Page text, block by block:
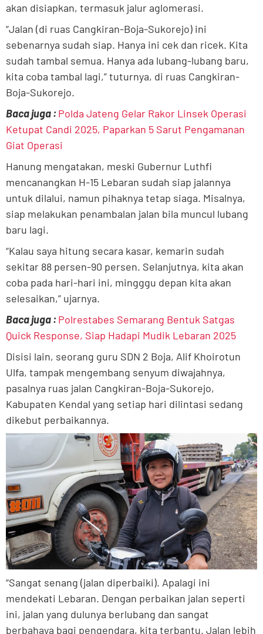
akan disiapkan, termasuk jalur aglomerasi.
“Jalan (di ruas Cangkiran-Boja-Sukorejo) ini
sebenarnya sudah siap. Hanya ini cek dan ricek. Kita
sudah tambal semua. Hanya ada lubang-lubang baru,
kita coba tambal lagi,” tuturnya, di ruas Cangkiran-
Boja-Sukorejo.
Baca juga : Polda Jateng Gelar Rakor Linsek Operasi
Ketupat Candi 2025, Paparkan 5 Sarut Pengamanan
Giat Operasi
Hanung mengatakan, meski Gubernur Luthfi
mencanangkan H-15 Lebaran sudah siap jalannya
untuk dilalui, namun pihaknya tetap siaga. Misalnya,
siap melakukan penambalan jalan bila muncul lubang
baru lagi.
“Kalau saya hitung secara kasar, kemarin sudah
sekitar 88 persen-90 persen. Selanjutnya, kita akan
coba pada hari-hari ini, mingggu depan kita akan
selesaikan,” ujarnya.
Baca juga : Polrestabes Semarang Bentuk Satgas
Quick Response, Siap Hadapi Mudik Lebaran 2025
Disisi lain, seorang guru SDN 2 Boja, Alif Khoirotun
Ulfa, tampak mengembang senyum diwajahnya,
pasalnya ruas jalan Cangkiran-Boja-Sukorejo,
Kabupaten Kendal yang setiap hari dilintasi sedang
dikebut perbaikannya.
“Sangat senang (jalan diperbaiki). Apalagi ini
mendekati Lebaran. Dengan perbaikan jalan seperti
ini, jalan yang dulunya berlubang dan sangat
berbahaya bagi pengendara, kita terbantu. Jalan lebih